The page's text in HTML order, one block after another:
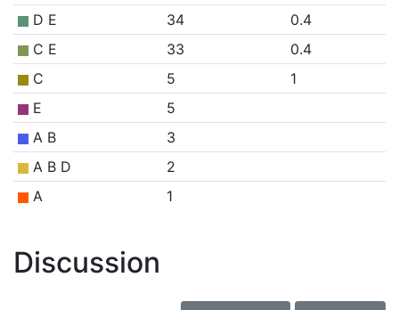
D E
34
0.4
C E
33
0.4
C
5
1
E
5
A B
3
A B D
2
A
1
Discussion